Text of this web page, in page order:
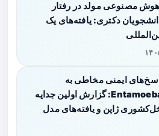
هوش مصنوعی مولد در رفتار
دکتری: یافته‌های یک
۱۶
ایمنی مخاطی به
Entamoeba dispar: گزارش اولین جدایه
ژاپن و یافته‌های مدل